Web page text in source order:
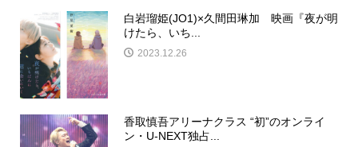
白岩瑠姫(JO1)×久間田琳加 映画『夜が明
けたら、いち...
2023.12.26
香取慎吾アリーナクラス “初”のオンライ
ン・U-NEXT独占...